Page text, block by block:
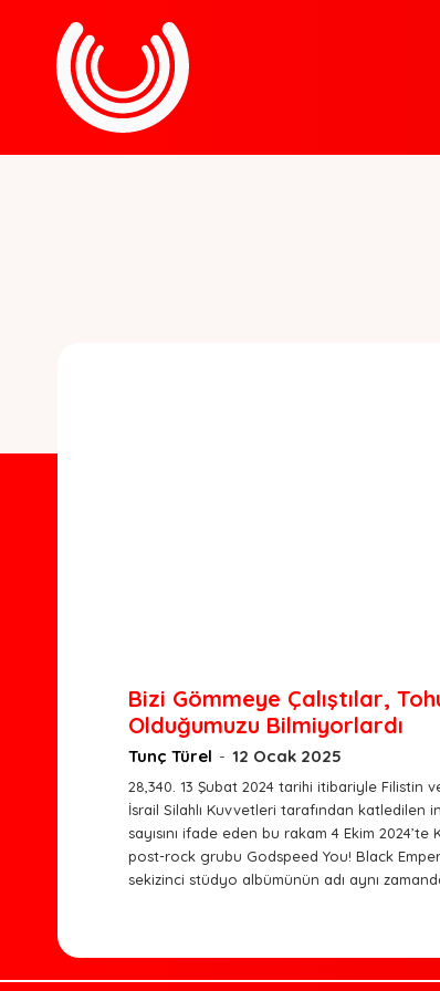
Bizi Gömmeye Çalıştılar,
Olduğumuzu Bilmiyorlardı
Tunç Türel - 12 Ocak 2025
28,340. 13 Şubat 2024 tarihi itibariyle Filistin
İsrail Silahlı Kuvvetleri tarafından katledilen
sayısını ifade eden bu rakam 4 Ekim 2024’te
post-rock grubu Godspeed You! Black
sekizinci stüdyo albümünün adı aynı